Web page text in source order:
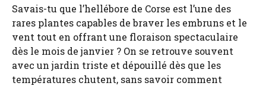
Savais-tu que l’hellébore de Corse est l’une des
rares plantes capables de braver les embruns et le
vent tout en offrant une floraison spectaculaire
dès le mois de janvier ? On se retrouve souvent
avec un jardin triste et dépouillé dès que les
températures chutent, sans savoir comment